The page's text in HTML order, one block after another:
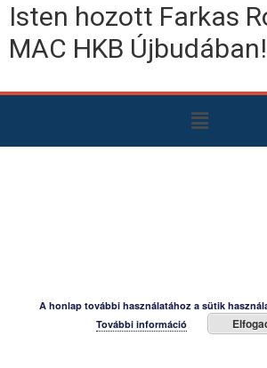
Isten hozott Farkas
MAC HKB Újbudában!
A honlap további használatához a sütik
További információ